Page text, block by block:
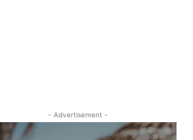
- Advertisement -